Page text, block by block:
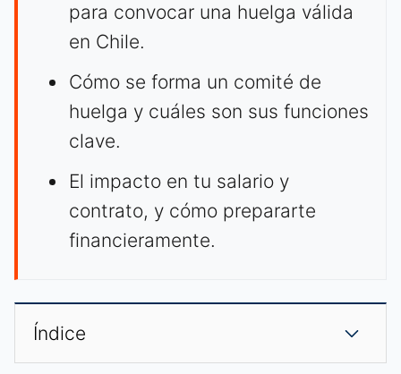
para convocar una huelga válida
en Chile.
Cómo se forma un comité de
huelga y cuáles son sus funciones
clave.
El impacto en tu salario y
contrato, y cómo prepararte
financieramente.
Índice